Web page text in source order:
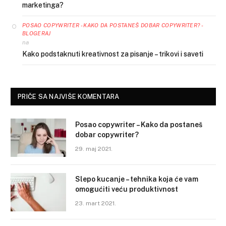
marketinga?
POSAO COPYWRITER - KAKO DA POSTANEŠ DOBAR COPYWRITER? -
BLOGERAJ
na
Kako podstaknuti kreativnost za pisanje – trikovi i saveti
PRIČE SA NAJVIŠE KOMENTARA
Posao copywriter – Kako da postaneš
dobar copywriter?
29. maj 2021.
Slepo kucanje – tehnika koja će vam
omogućiti veću produktivnost
23. mart 2021.